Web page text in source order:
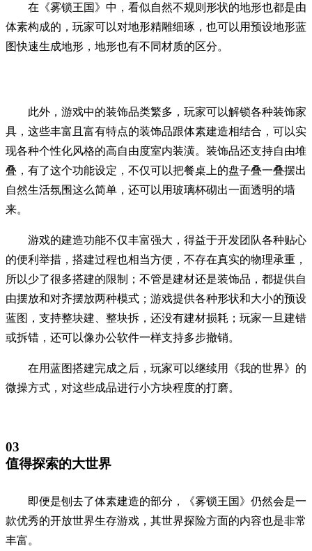
在《雾锁王国》中，看似自然不规则形状的地形也都是由
体素构成的，玩家可以对地形精雕细琢，也可以用预设地形蓝
图快速生成地形，地形也有不同材质的区分。
此外，游戏中的装饰品类繁多，玩家可以解锁各种装饰家
具，这些丰富且富有特点的装饰品跟体素建造相结合，可以实
现各种个性化风格的高自由度室内装潢。装饰品还支持自由堆
叠，有了这个功能设定，不仅可以把餐桌上的盘子叠一叠摆出
自然生活氛围这么简单，还可以用玻璃杯砌出一面透明的墙
来。
游戏的建造功能不仅丰富强大，得益于开发团队各种贴心
的便利举措，搭建过程也相当方便，不存在真实的物理承重，
所以少了很多搭建的限制；不管是建材还是装饰品，都提供自
由摆放和对齐摆放两种模式；游戏提供各种形状和大小的预设
蓝图，支持整块建、整块拆，还没有建材损耗；玩家一旦建错
或拆错，还可以像办公软件一样支持多步撤销。
在用蓝图搭建完成之后，玩家可以继续用《我的世界》的
微操方式，对这些成品进行小方块程度的打磨。
03
值得探索的大世界
即便是刨去了体素建造的部分，《雾锁王国》仍然会是一
款优秀的开放世界生存游戏，其世界探险方面的内容也是非常
丰富。